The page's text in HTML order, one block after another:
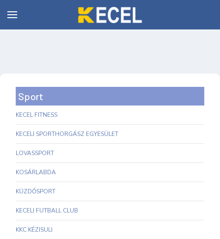
Sport
KECEL FITNESS
KECELI SPORTHORGÁSZ EGYESÜLET
LOVASSPORT
KOSÁRLABDA
KÜZDŐSPORT
KECELI FUTBALL CLUB
KKC KÉZISULI